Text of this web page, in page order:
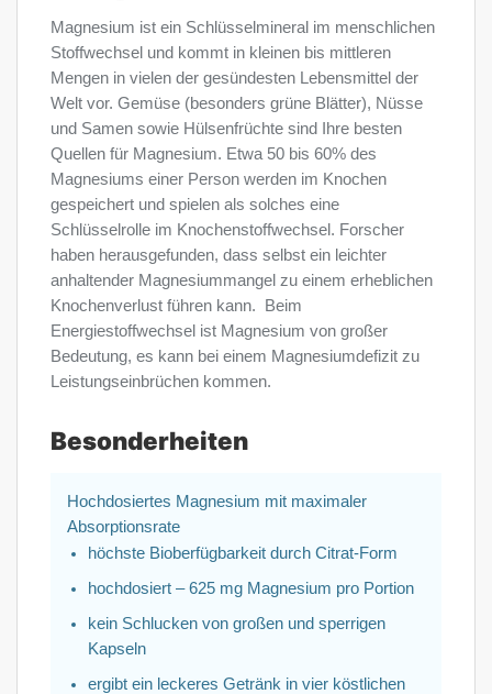
Magnesium ist ein Schlüsselmineral im menschlichen
Stoffwechsel und kommt in kleinen bis mittleren
Mengen in vielen der gesündesten Lebensmittel der
Welt vor. Gemüse (besonders grüne Blätter), Nüsse
und Samen sowie Hülsenfrüchte sind Ihre besten
Quellen für Magnesium. Etwa 50 bis 60% des
Magnesiums einer Person werden im Knochen
gespeichert und spielen als solches eine
Schlüsselrolle im Knochenstoffwechsel. Forscher
haben herausgefunden, dass selbst ein leichter
anhaltender Magnesiummangel zu einem erheblichen
Knochenverlust führen kann. Beim
Energiestoffwechsel ist Magnesium von großer
Bedeutung, es kann bei einem Magnesiumdefizit zu
Leistungseinbrüchen kommen.
Besonderheiten
Hochdosiertes Magnesium mit maximaler
Absorptionsrate
höchste Bioberfügbarkeit durch Citrat-Form
hochdosiert – 625 mg Magnesium pro Portion
kein Schlucken von großen und sperrigen
Kapseln
ergibt ein leckeres Getränk in vier köstlichen